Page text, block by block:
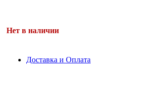
Нет в наличии
Доставка и Оплата